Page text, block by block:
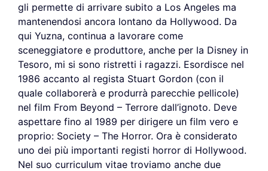
gli permette di arrivare subito a Los Angeles ma
mantenendosi ancora lontano da Hollywood. Da
qui Yuzna, continua a lavorare come
sceneggiatore e produttore, anche per la Disney in
Tesoro, mi si sono ristretti i ragazzi. Esordisce nel
1986 accanto al regista Stuart Gordon (con il
quale collaborerà e produrrà parecchie pellicole)
nel film From Beyond – Terrore dall’ignoto. Deve
aspettare fino al 1989 per dirigere un film vero e
proprio: Society – The Horror. Ora è considerato
uno dei più importanti registi horror di Hollywood.
Nel suo curriculum vitae troviamo anche due